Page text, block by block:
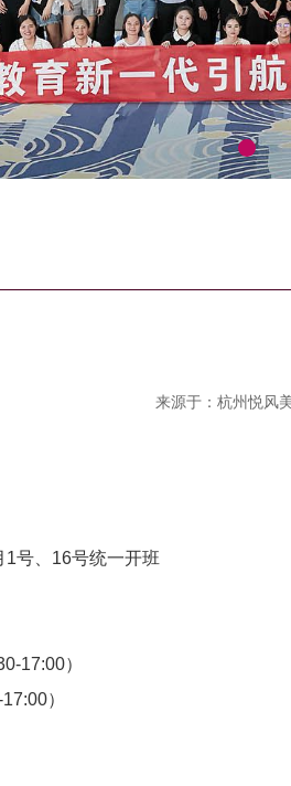
来源于：杭州悦风
1号、16号统一开班
17:00）
）